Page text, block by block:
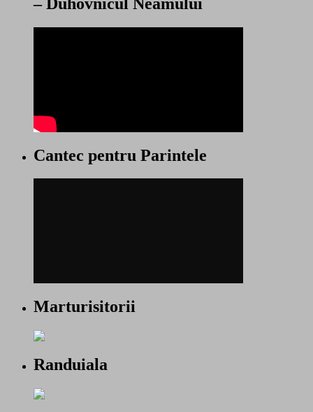
Cantec pentru Parintele
Marturisitorii
Randuiala